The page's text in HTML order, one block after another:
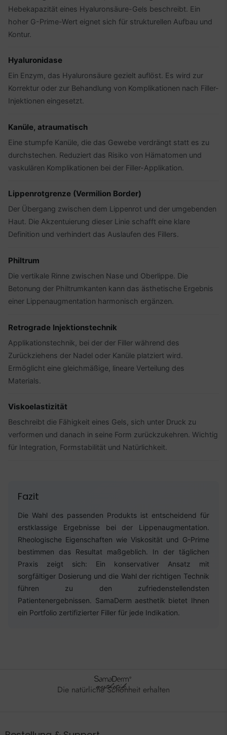
Hebekapazität eines Hyaluronsäure-Gels beschreibt. Ein
hoher G-Prime-Wert eignet sich für strukturellen Aufbau und
Kontur.
Hyaluronidase
Ein Enzym, das Hyaluronsäure gezielt auflöst. Es wird zur
Korrektur oder zur Behandlung von Komplikationen nach Filler-
Injektionen eingesetzt.
Kanüle, atraumatisch
Eine stumpfe Kanüle, die das Gewebe verdrängt statt es zu
durchstechen. Reduziert das Risiko von Hämatomen und
vaskulären Komplikationen bei der Filler-Applikation.
Lippenrotgrenze (Vermilion Border)
Der Übergang zwischen dem Lippenrot und der umgebenden
Haut. Die Akzentuierung dieser Linie schafft eine klare
Definition und verhindert das Auslaufen des Fillers.
Philtrum
Die vertikale Rinne zwischen Nase und Oberlippe. Die
Betonung der Philtrumkanten kann das ästhetische Ergebnis
einer Lippenaugmentation harmonisch ergänzen.
Retrograde Injektionstechnik
Applikationstechnik, bei der der Filler während des
Zurückziehens der Nadel oder Kanüle platziert wird.
Ermöglicht eine gleichmäßige, lineare Verteilung des
Materials.
Viskoelastizität
Beschreibt die Fähigkeit eines Gels, sich unter Druck zu
verformen und danach in seine Form zurückzukehren. Wichtig
für Integration, Formstabilität und Natürlichkeit.
Fazit
Die Wahl des passenden Produkts ist entscheidend für
erstklassige Ergebnisse bei der Lippenaugmentation.
Rheologische Eigenschaften wie Viskosität und G-Prime
bestimmen das Resultat maßgeblich. In der täglichen
Praxis zeigt sich: Ein konservativer Ansatz mit
sorgfältiger Dosierung und die Wahl der richtigen Technik
führen zu den zufriedenstellendsten
Patientenergebnissen. SamaDerm aesthetik bietet Ihnen
ein Portfolio zertifizierter Filler für jede Indikation.
Die natürliche Schönheit erhalten